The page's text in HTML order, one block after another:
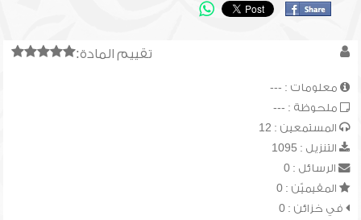
تقييم المادة:
معلومات : ---
ملحوظة : ---
المستمعين : 12
التنزيل : 1095
الرسائل : 0
المقيميّن : 0
في خزائن : 0